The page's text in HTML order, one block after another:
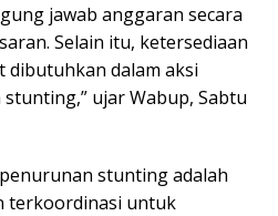
jawab anggaran secara
Selain itu, ketersediaan
dibutuhkan dalam aksi
ujar Wabup, Sabtu
stunting adalah
terkoordinasi untuk